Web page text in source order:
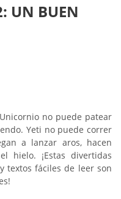
UN BUEN
no puede patear
Yeti no puede correr
a lanzar aros, hacen
hielo. ¡Estas divertidas
textos fáciles de leer son